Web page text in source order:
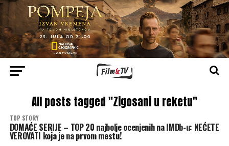
All posts tagged "Zigosani u reketu"
TOP STORY
DOMAĆE SERIJE – TOP 20 najbolje ocenjenih na IMDb-u: NEĆETE
VEROVATI koja je na prvom mestu!